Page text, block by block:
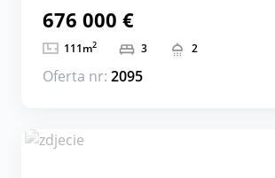
676 000 €
111m2 3 2
Oferta nr: 2095